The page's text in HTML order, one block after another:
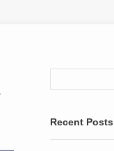
Recent Posts